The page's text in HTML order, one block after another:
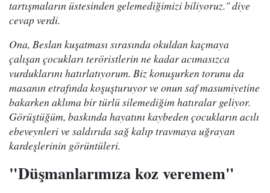
tartışmaların üstesinden gelemediğimizi biliyoruz." diye
cevap verdi.
Ona, Beslan kuşatması sırasında okuldan kaçmaya
çalışan çocukları teröristlerin ne kadar acımasızca
vurduklarını hatırlatıyorum. Biz konuşurken torunu da
masanın etrafında koşuşturuyor ve onun saf masumiyetine
bakarken aklıma bir türlü silemediğim hatıralar geliyor.
Görüştüğüm, baskında hayatını kaybeden çocukların acılı
ebeveynleri ve saldırıda sağ kalıp travmaya uğrayan
kardeşlerinin görüntüleri.
"Düşmanlarımıza koz veremem"